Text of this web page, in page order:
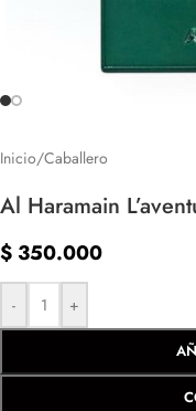
Inicio/Caballero
Al Haramain
$ 350.000
- +